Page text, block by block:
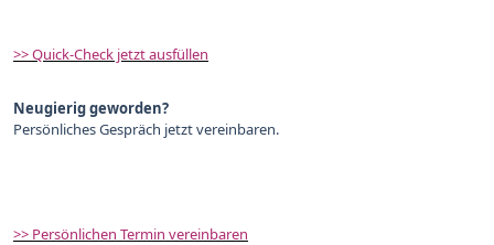
>> Quick-Check jetzt ausfüllen
Neugierig geworden?
Persönliches Gespräch jetzt vereinbaren.
>> Persönlichen Termin vereinbaren